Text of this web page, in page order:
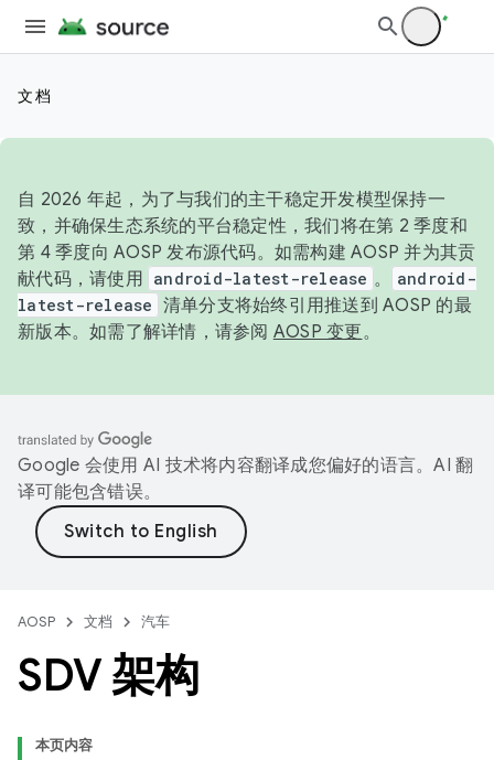
文档
自 2026 年起，为了与我们的主干稳定开发模型保持一
致，并确保生态系统的平台稳定性，我们将在第 2 季度和
第 4 季度向 AOSP 发布源代码。如需构建 AOSP 并为其贡
献代码，请使用 android-latest-release 。
android-
latest-release 清单分支将始终引用推送到 AOSP 的最
新版本。如需了解详情，请参阅 AOSP 变更。
Google 会使用 AI 技术将内容翻译成您偏好的语言。AI 翻
译可能包含错误。
AOSP 文档 汽车
SDV 架构
本页内容